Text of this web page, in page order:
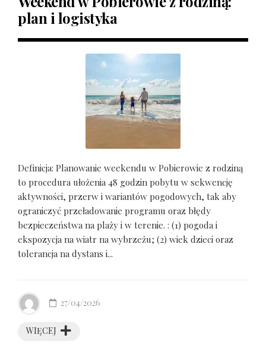
plan i logistyka
Definicja: Planowanie weekendu w Pobierowie z rodziną
to procedura ułożenia 48 godzin pobytu w sekwencję
aktywności, przerw i wariantów pogodowych, tak aby
ograniczyć przeładowanie programu oraz błędy
bezpieczeństwa na plaży i w terenie. : (1) pogoda i
ekspozycja na wiatr na wybrzeżu; (2) wiek dzieci oraz
tolerancja na dystans i...
WIĘCEJ
27/04/2026